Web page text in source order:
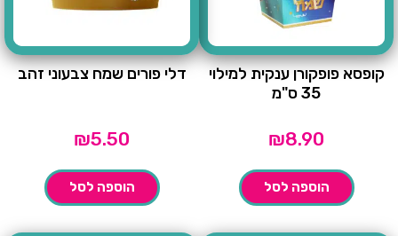
קופסא פופקורן ענקית למילוי
35 ס"מ
₪8.90
הוספה לסל
דלי פורים שמח צבעוני זהב
₪5.50
הוספה לסל